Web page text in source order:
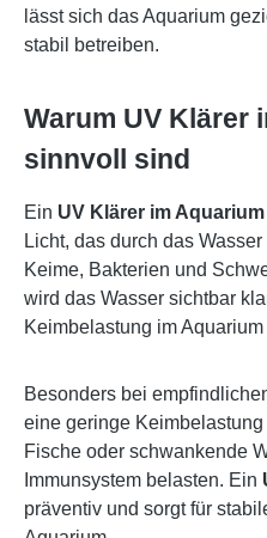
lässt sich das Aquarium
stabil betreiben.
Warum UV Klärer
sinnvoll sind
Ein UV Klärer im Aquarium
Licht, das durch das
Keime, Bakterien und
wird das Wasser sichtbar
Keimbelastung im
Besonders bei
eine geringe
Fische oder schwankende
Immunsystem belasten. Ein
präventiv und sorgt für